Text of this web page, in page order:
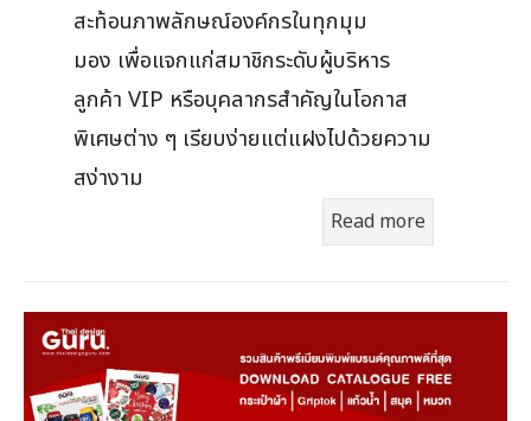
สะท้อนภาพลักษณ์องค์กรในทุกมุม
มอง เพื่อแจกแก่สมาชิกระดับผู้บริหาร
ลูกค้า VIP หรือบุคลากรสำคัญในโอกาส
พิเศษต่าง ๆ เรียบง่ายแต่แฝงไปด้วยความ
สง่างาม
Read more